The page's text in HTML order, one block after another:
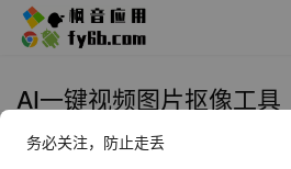
AI一键视频图片抠像工具
Windows
务必关注，防止走丢